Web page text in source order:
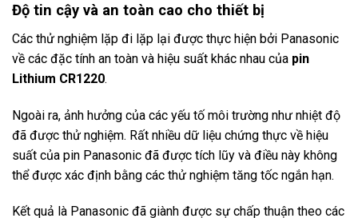
Độ tin cậy và an toàn cao cho thiết bị
Các thử nghiệm lặp đi lặp lại được thực hiện bởi Panasonic
về các đặc tính an toàn và hiệu suất khác nhau của pin
Lithium CR1220.
Ngoài ra, ảnh hưởng của các yếu tố môi trường như nhiệt độ
đã được thử nghiệm. Rất nhiều dữ liệu chứng thực về hiệu
suất của pin Panasonic đã được tích lũy và điều này không
thể được xác định bằng các thử nghiệm tăng tốc ngắn hạn.
Kết quả là Panasonic đã giành được sự chấp thuận theo các